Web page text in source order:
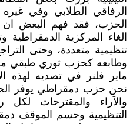
الرفاقي الطلابي وفي
الحزب، فقد فهم البعض ان
الغاء المركزية
تنظيمية متعددة، وحتى
وطابعه كحزب ثوري طبقي
ماير فلنر في تصديه لهذه
نحن حزب دمقراطي يوفر
والآراء والمقترحات
التنظيمية وحسم الموقف